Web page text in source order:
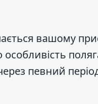
вашому
певний